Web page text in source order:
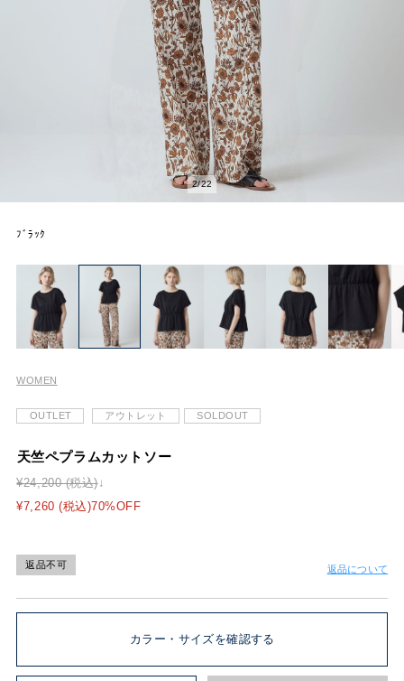
2/22
ﾌﾞﾗｯｸ
WOMEN
OUTLET アウトレット SOLDOUT
天竺ペプラムカットソー
¥24,200 (税込)
¥7,260 (税込)70%OFF
返品不可 返品について
カラー・サイズを確認する